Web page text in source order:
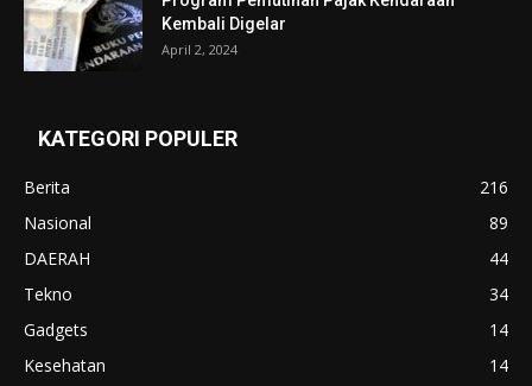
Kembali Digelar
April 2, 2024
KATEGORI POPULER
Berita
216
Nasional
89
DAERAH
44
Tekno
34
Gadgets
14
Kesehatan
14